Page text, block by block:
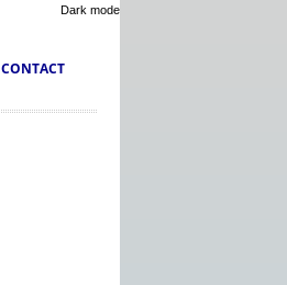
CONTACT
Dark mode